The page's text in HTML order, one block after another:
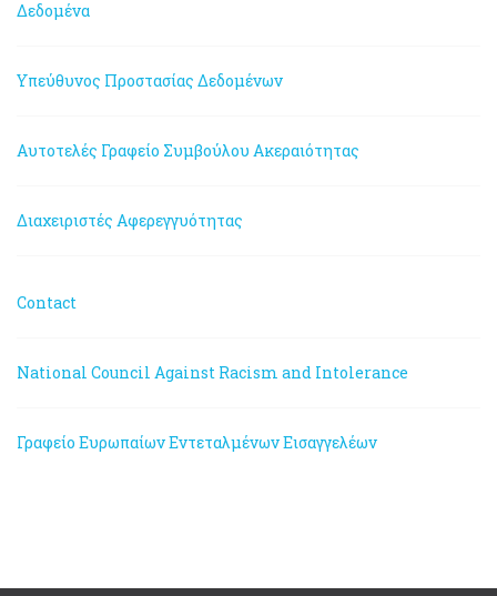
Δεδομένα
Υπεύθυνος Προστασίας Δεδομένων
Αυτοτελές Γραφείο Συμβούλου Ακεραιότητας
Διαχειριστές Αφερεγγυότητας
Contact
National Council Against Racism and Intolerance
Γραφείο Ευρωπαίων Εντεταλμένων Εισαγγελέων